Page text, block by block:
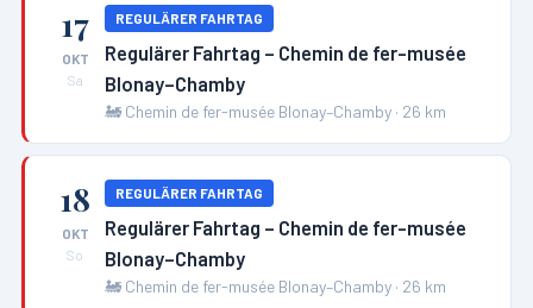
17
OKT
Sa
REGULÄRER FAHRTAG
Regulärer Fahrtag – Chemin de fer-musée
Blonay–Chamby
🚂 Chemin de fer-musée Blonay–Chamby · 26 km
18
OKT
So
REGULÄRER FAHRTAG
Regulärer Fahrtag – Chemin de fer-musée
Blonay–Chamby
🚂 Chemin de fer-musée Blonay–Chamby · 26 km